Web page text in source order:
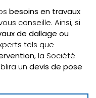
besoins en travaux
conseille. Ainsi, si
de dallage ou
tels que
, la Société
un devis de pose